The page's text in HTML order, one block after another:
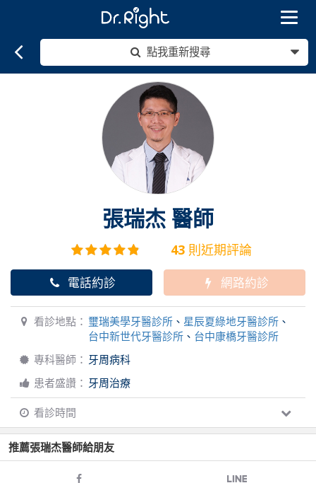
Toggle
點我重新搜尋
張瑞杰 醫師
43則近期評論
電話約診 網路約診
看診地點： 璽瑞美學牙醫診所 、 星辰夏綠地牙醫診所 、
台中新世代牙醫診所 、 台中康橋牙醫診所
專科醫師： 牙周病科
患者盛讚： 牙周治療
看診時間
推薦張瑞杰醫師給朋友